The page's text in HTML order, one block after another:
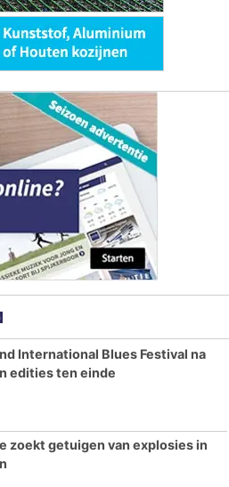
International Blues Festival na
edities ten einde
zoekt getuigen van explosies in